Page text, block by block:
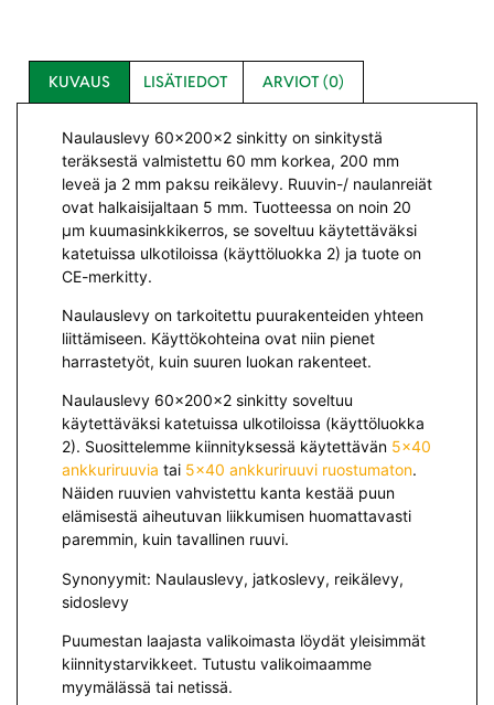
KUVAUS LISÄTIEDOT ARVIOT (0)
Naulauslevy 60x200x2 sinkitty on sinkitystä
teräksestä valmistettu 60 mm korkea, 200 mm
leveä ja 2 mm paksu reikälevy. Ruuvin-/ naulanreiät
ovat halkaisijaltaan 5 mm. Tuotteessa on noin 20
µm kuumasinkkikerros, se soveltuu käytettäväksi
katetuissa ulkotiloissa (käyttöluokka 2) ja tuote on
CE-merkitty.
Naulauslevy on tarkoitettu puurakenteiden yhteen
liittämiseen. Käyttökohteina ovat niin pienet
harrastetyöt, kuin suuren luokan rakenteet.
Naulauslevy 60x200x2 sinkitty soveltuu
käytettäväksi katetuissa ulkotiloissa (käyttöluokka
2). Suosittelemme kiinnityksessä käytettävän 5×40
ankkuriruuvia tai 5×40 ankkuriruuvi ruostumaton.
Näiden ruuvien vahvistettu kanta kestää puun
elämisestä aiheutuvan liikkumisen huomattavasti
paremmin, kuin tavallinen ruuvi.
Synonyymit: Naulauslevy, jatkoslevy, reikälevy,
sidoslevy
Puumestan laajasta valikoimasta löydät yleisimmät
kiinnitystarvikkeet. Tutustu valikoimaamme
myymälässä tai netissä.